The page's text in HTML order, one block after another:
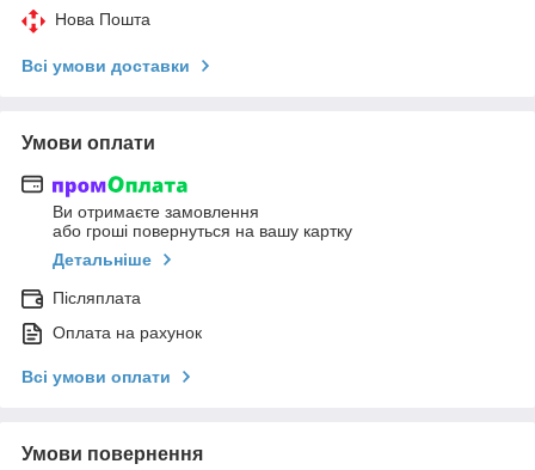
Нова Пошта
Всі умови доставки
Умови оплати
Ви отримаєте замовлення
або гроші повернуться на вашу картку
Детальніше
Післяплата
Оплата на рахунок
Всі умови оплати
Умови повернення